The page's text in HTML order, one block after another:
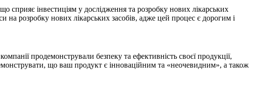
сприяє інвестиціям у дослідження та розробку нових лікарських
на розробку нових лікарських засобів, адже цей процес є дорогим і
продемонстрували безпеку та ефективність своєї продукції,
що ваш продукт є інноваційним та «неочевидним», а також